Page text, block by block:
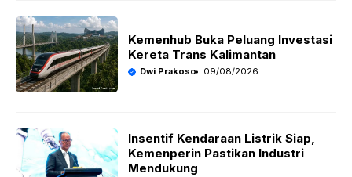
Kemenhub Buka Peluang Investasi
Kereta Trans Kalimantan
Dwi Prakoso 09/08/2026
Insentif Kendaraan Listrik Siap,
Kemenperin Pastikan Industri
Mendukung